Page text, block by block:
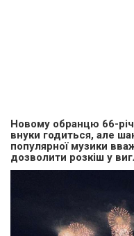
Новому обранцю 66-
внуки годиться, але
популярної музики
дозволити розкіш у